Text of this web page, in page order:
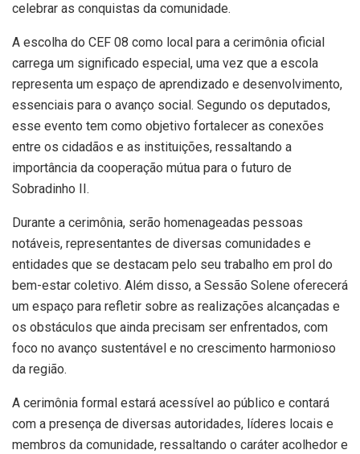
celebrar as conquistas da comunidade.
A escolha do CEF 08 como local para a cerimônia oficial
carrega um significado especial, uma vez que a escola
representa um espaço de aprendizado e desenvolvimento,
essenciais para o avanço social. Segundo os deputados,
esse evento tem como objetivo fortalecer as conexões
entre os cidadãos e as instituições, ressaltando a
importância da cooperação mútua para o futuro de
Sobradinho II.
Durante a cerimônia, serão homenageadas pessoas
notáveis, representantes de diversas comunidades e
entidades que se destacam pelo seu trabalho em prol do
bem-estar coletivo. Além disso, a Sessão Solene oferecerá
um espaço para refletir sobre as realizações alcançadas e
os obstáculos que ainda precisam ser enfrentados, com
foco no avanço sustentável e no crescimento harmonioso
da região.
A cerimônia formal estará acessível ao público e contará
com a presença de diversas autoridades, líderes locais e
membros da comunidade, ressaltando o caráter acolhedor e